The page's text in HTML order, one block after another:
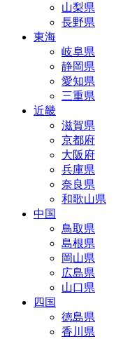
山梨県
長野県
東海
岐阜県
静岡県
愛知県
三重県
近畿
滋賀県
京都府
大阪府
兵庫県
奈良県
和歌山県
中国
鳥取県
島根県
岡山県
広島県
山口県
四国
徳島県
香川県